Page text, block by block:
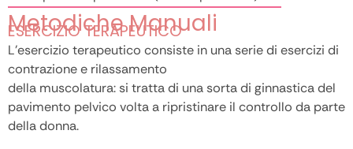
Metodiche Manuali
ESERCIZIO TERAPEUTICO
L’esercizio terapeutico consiste in una serie di esercizi di
contrazione e rilassamento
della muscolatura: si tratta di una sorta di ginnastica del
pavimento pelvico volta a ripristinare il controllo da parte
della donna.